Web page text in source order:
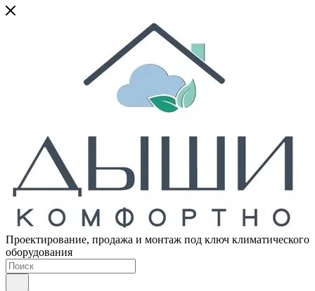
Проектирование, продажа и монтаж под ключ климатического
оборудования